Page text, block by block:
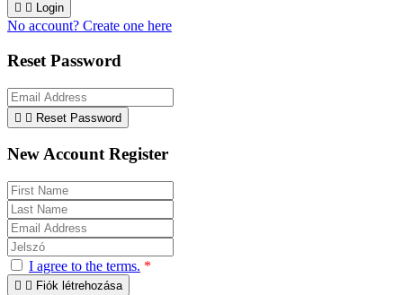
  Login
No account? Create one here
Reset Password
  Reset Password
New Account Register
I agree to the terms. *
  Fiók létrehozása